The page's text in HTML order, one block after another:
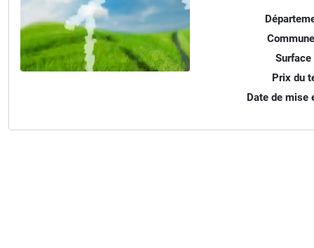
Prix du
Date de mise